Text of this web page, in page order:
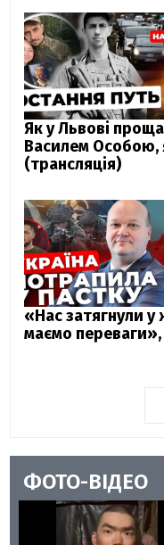
Як у Львові
Василем Особою,
(трансляція)
«Нас затягнули у
маємо
ФОТО-ВІДЕО